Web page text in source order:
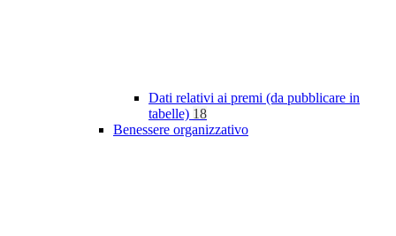
Dati relativi ai premi (da pubblicare in
tabelle) 18
Benessere organizzativo